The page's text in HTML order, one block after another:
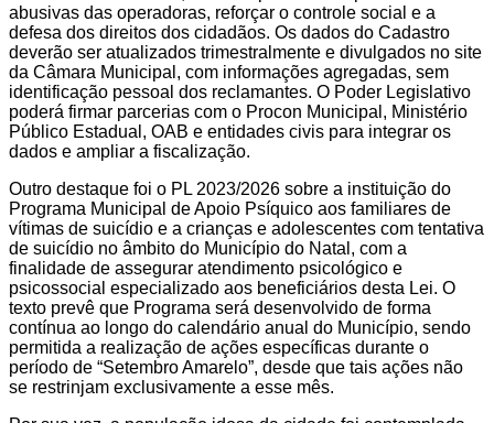
abusivas das operadoras, reforçar o controle social e a
defesa dos direitos dos cidadãos. Os dados do Cadastro
deverão ser atualizados trimestralmente e divulgados no site
da Câmara Municipal, com informações agregadas, sem
identificação pessoal dos reclamantes. O Poder Legislativo
poderá firmar parcerias com o Procon Municipal, Ministério
Público Estadual, OAB e entidades civis para integrar os
dados e ampliar a fiscalização.
Outro destaque foi o PL 2023/2026 sobre a instituição do
Programa Municipal de Apoio Psíquico aos familiares de
vítimas de suicídio e a crianças e adolescentes com tentativa
de suicídio no âmbito do Município do Natal, com a
finalidade de assegurar atendimento psicológico e
psicossocial especializado aos beneficiários desta Lei. O
texto prevê que Programa será desenvolvido de forma
contínua ao longo do calendário anual do Município, sendo
permitida a realização de ações específicas durante o
período de “Setembro Amarelo”, desde que tais ações não
se restrinjam exclusivamente a esse mês.